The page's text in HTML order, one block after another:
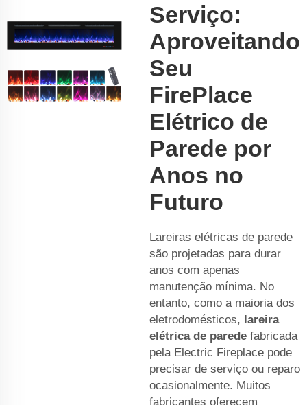
Serviço:
Aproveitando
Seu
FirePlace
Elétrico de
Parede por
Anos no
Futuro
Lareiras elétricas de parede
são projetadas para durar
anos com apenas
manutenção mínima. No
entanto, como a maioria dos
eletrodomésticos, lareira
elétrica de parede fabricada
pela Electric Fireplace pode
precisar de serviço ou reparo
ocasionalmente. Muitos
fabricantes oferecem